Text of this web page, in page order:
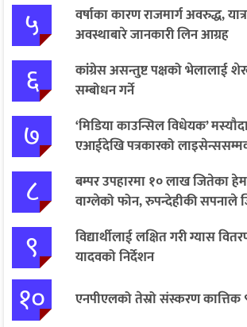
५
वर्षाका कारण राजमार्ग अवरुद्ध,
अवस्थाबारे जानकारी लिन आग्रह
६
कांग्रेस असन्तुष्ट पक्षको भेलालाई
सम्बोधन गर्ने
७
‘मिडिया काउन्सिल विधेयक’
एआईदेखि पत्रकारको
८
बम्पर उपहारमा १० लाख जितेका
वाग्लेको फोन, रुपन्देहीकी
९
विद्यार्थीलाई लक्षित गरी ग्यास
यादवको निर्देशन
१० एनपीएलको तेस्रो संस्करण कात्तिक